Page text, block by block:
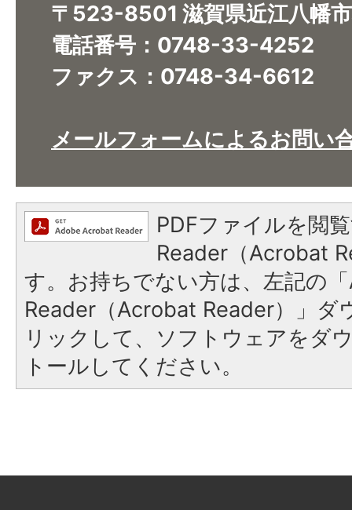
〒523-8501 滋賀県近江八幡
電話番号：0748-33-4252
ファクス：0748-34-6612
メールフォームによるお問い
PDFファイルを閲
Reader（Acrobat
す。お持ちでない方は、左記の
Reader（Acrobat Reader）」ダ
リックして、ソフトウェアをダ
トールしてください。